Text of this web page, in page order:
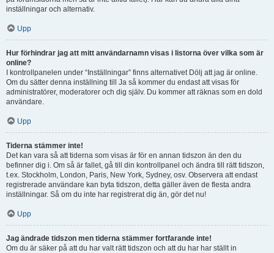
inställningar och alternativ.
Upp
Hur förhindrar jag att mitt användarnamn visas i listorna över vilka som är
online?
I kontrollpanelen under “Inställningar” finns alternativet Dölj att jag är online.
Om du sätter denna inställning till Ja så kommer du endast att visas för
administratörer, moderatorer och dig själv. Du kommer att räknas som en dold
användare.
Upp
Tiderna stämmer inte!
Det kan vara så att tiderna som visas är för en annan tidszon än den du
befinner dig i. Om så är fallet, gå till din kontrollpanel och ändra till rätt tidszon,
t.ex. Stockholm, London, Paris, New York, Sydney, osv. Observera att endast
registrerade användare kan byta tidszon, detta gäller även de flesta andra
inställningar. Så om du inte har registrerat dig än, gör det nu!
Upp
Jag ändrade tidszon men tiderna stämmer fortfarande inte!
Om du är säker på att du har valt rätt tidszon och att du har har ställt in